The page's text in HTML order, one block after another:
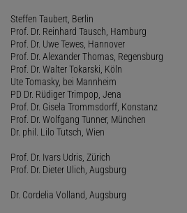
Steffen Taubert, Berlin
Prof. Dr. Reinhard Tausch, Hamburg
Prof. Dr. Uwe Tewes, Hannover
Prof. Dr. Alexander Thomas, Regensburg
Prof. Dr. Walter Tokarski, Köln
Ute Tomasky, bei Mannheim
PD Dr. Rüdiger Trimpop, Jena
Prof. Dr. Gisela Trommsdorff, Konstanz
Prof. Dr. Wolfgang Tunner, München
Dr. phil. Lilo Tutsch, Wien
Prof. Dr. Ivars Udris, Zürich
Prof. Dr. Dieter Ulich, Augsburg
Dr. Cordelia Volland, Augsburg